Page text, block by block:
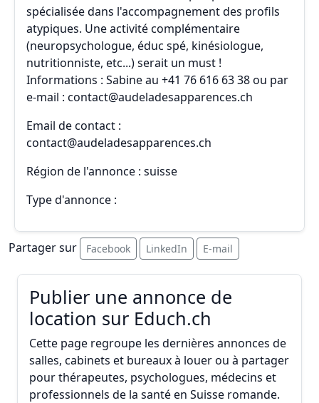
spécialisée dans l'accompagnement des profils
atypiques. Une activité complémentaire
(neuropsychologue, éduc spé, kinésiologue,
nutritionniste, etc...) serait un must !
Informations : Sabine au +41 76 616 63 38 ou par
e-mail : contact@audeladesapparences.ch
Email de contact :
contact@audeladesapparences.ch
Région de l'annonce : suisse
Type d'annonce :
Partager sur Facebook LinkedIn E-mail
Publier une annonce de
location sur Educh.ch
Cette page regroupe les dernières annonces de
salles, cabinets et bureaux à louer ou à partager
pour thérapeutes, psychologues, médecins et
professionnels de la santé en Suisse romande.